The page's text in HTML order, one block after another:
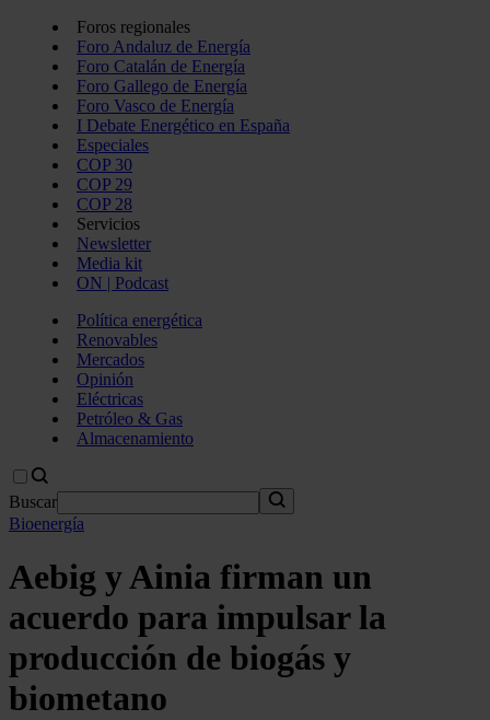
Foros regionales
Foro Andaluz de Energía
Foro Catalán de Energía
Foro Gallego de Energía
Foro Vasco de Energía
I Debate Energético en España
Especiales
COP 30
COP 29
COP 28
Servicios
Newsletter
Media kit
ON | Podcast
Política energética
Renovables
Mercados
Opinión
Eléctricas
Petróleo & Gas
Almacenamiento
Buscar
Bioenergía
Aebig y Ainia firman un
acuerdo para impulsar la
producción de biogás y
biometano